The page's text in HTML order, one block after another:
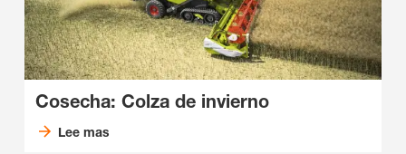
Cosecha: Colza de invierno
Lee mas